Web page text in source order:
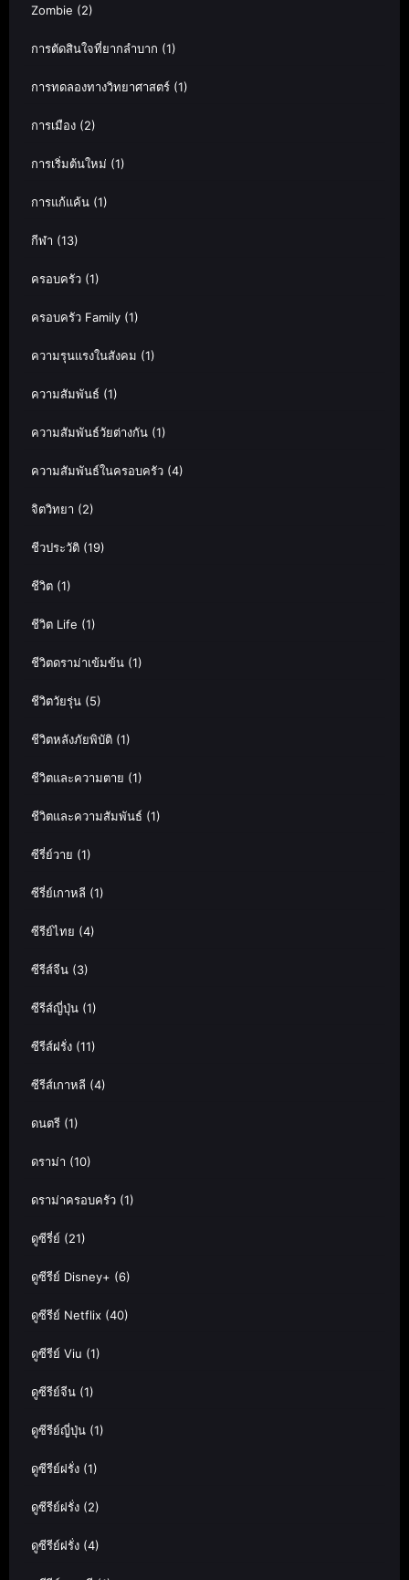
Zombie (2)
การตัดสินใจที่ยากลำบาก (1)
การทดลองทางวิทยาศาสตร์ (1)
การเมือง (2)
การเริ่มต้นใหม่ (1)
การแก้แค้น (1)
กีฬา (13)
ครอบครัว (1)
ครอบครัว Family (1)
ความรุนแรงในสังคม (1)
ความสัมพันธ์ (1)
ความสัมพันธ์วัยต่างกัน (1)
ความสัมพันธ์ในครอบครัว (4)
จิตวิทยา (2)
ชีวประวัติ (19)
ชีวิต (1)
ชีวิต Life (1)
ชีวิตดราม่าเข้มข้น (1)
ชีวิตวัยรุ่น (5)
ชีวิตหลังภัยพิบัติ (1)
ชีวิตและความตาย (1)
ชีวิตและความสัมพันธ์ (1)
ซีรี่ย์วาย (1)
ซีรี่ย์เกาหลี (1)
ซีรีย์ไทย (4)
ซีรีส์จีน (3)
ซีรีส์ญี่ปุ่น (1)
ซีรีส์ฝรั่ง (11)
ซีรีส์เกาหลี (4)
ดนตรี (1)
ดราม่า (10)
ดราม่าครอบครัว (1)
ดูซีรี่ย์ (21)
ดูซีรีย์ Disney+ (6)
ดูซีรีย์ Netflix (40)
ดูซีรีย์ Viu (1)
ดูซีรีย์จีน (1)
ดูซีรีย์ญี่ปุ่น (1)
ดูซีรีย์ฝรั่ง (1)
ดูซีรีย์ฝรั่ง (2)
ดูซีรีย์ฝรั่ง (4)